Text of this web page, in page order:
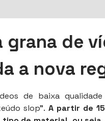
grana de
a nova
de baixa
slop”. A partir de